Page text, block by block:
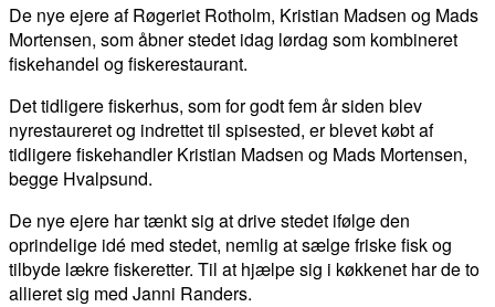
De nye ejere af Røgeriet Rotholm, Kristian Madsen og Mads
Mortensen, som åbner stedet idag lørdag som kombineret
fiskehandel og fiskerestaurant.
Det tidligere fiskerhus, som for godt fem år siden blev
nyrestaureret og indrettet til spisested, er blevet købt af
tidligere fiskehandler Kristian Madsen og Mads Mortensen,
begge Hvalpsund.
De nye ejere har tænkt sig at drive stedet ifølge den
oprindelige idé med stedet, nemlig at sælge friske fisk og
tilbyde lækre fiskeretter. Til at hjælpe sig i køkkenet har de to
allieret sig med Janni Randers.